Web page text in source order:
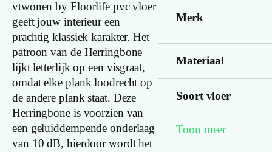
vtwonen by Floorlife pvc vloer
geeft jouw interieur een
prachtig klassiek karakter. Het
patroon van de Herringbone
lijkt letterlijk op een visgraat,
omdat elke plank loodrecht op
de andere plank staat. Deze
Herringbone is voorzien van
een geluiddempende onderlaag
van 10 dB, hierdoor wordt het
Merk
Materiaal
Soort vloer
Familienaam
Toon meer